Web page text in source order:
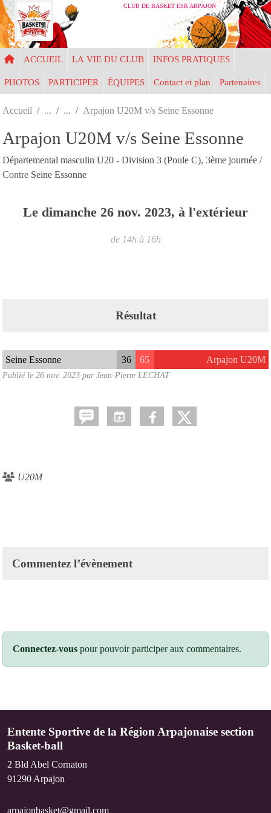
CLUB DE BASKET ESR ARPAJON
ACCUEIL LA VIE DU CLUB INFOS PRATIQUES
PHOTOS PARTICIPER ÉQUIPES Contact et plan Partenaires
Accueil Arpajon U20M v/s Seine Essonne
Arpajon U20M v/s Seine Essonne
Départemental masculin U20 - Division 3 (Poule C), 3ème journée /
Contre Seine Essonne
Le dimanche 26 nov. 2023, à l'extérieur
de 14h à 16h
Résultat
Seine Essonne 36 65 Arpajon U20M
Publié le 26 nov. 2023 par Jean-Pierre LECHAT
U20M
Commentez l’évènement
Connectez-vous pour pouvoir participer aux commentaires.
Entente Sportive de la Région Arpajonaise section
Basket-ball
2 Bld Abel Cornaton
91290 Arpajon
arpajonbasket@gmail.com
Panneau de gestion des cookies